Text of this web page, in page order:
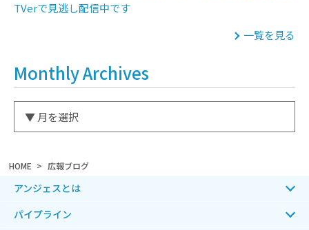
HOME 広報ブログ
TVerで見逃し配信中です
一覧を見る
Monthly Archives
アンジェスとは
パイプライン